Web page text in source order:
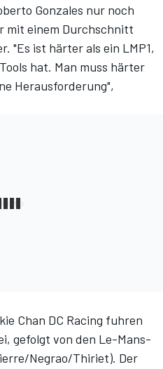
Gonzales nur noch
mit einem Durchschnitt
"Es ist härter als ein LMP1,
hat. Man muss härter
Herausforderung",
Chan DC Racing fuhren
gefolgt von den Le-Mans-
Negrao/Thiriet). Der